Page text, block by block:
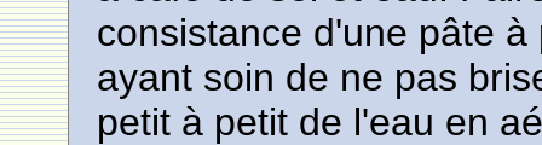
consistance d'une pâte
ayant soin de ne pas
petit à petit de l'eau en